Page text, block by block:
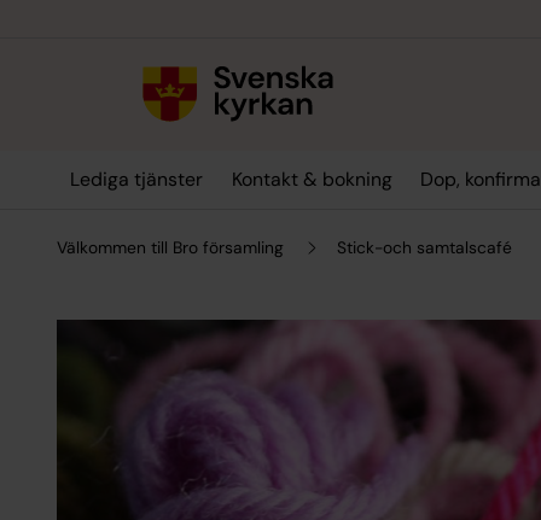
Lediga tjänster Kontakt & bokning Dop,
Välkommen till Bro församling Stick-och samtalscafé